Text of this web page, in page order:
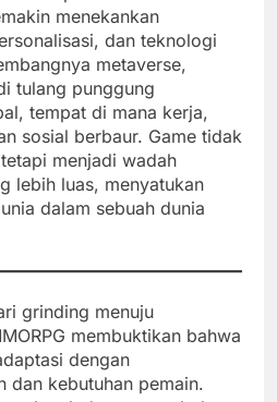
menekankan
dan teknologi
metaverse,
tulang punggung
tempat di mana kerja,
sosial berbaur. Game tidak
menjadi wadah
lebih luas, menyatukan
dalam sebuah dunia
grinding menuju
membuktikan bahwa
dengan
dan kebutuhan pemain.